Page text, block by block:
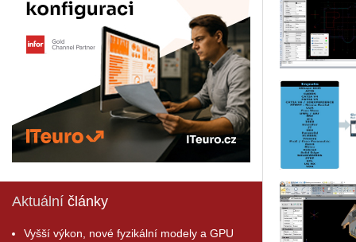
Aktuální články
Vyšší výkon, nové fyzikální modely a GPU